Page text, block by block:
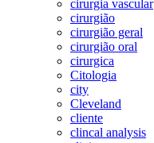
cirurgia vascular
cirurgião
cirurgião geral
cirurgião oral
cirurgica
Citologia
city
Cleveland
cliente
clincal analysis